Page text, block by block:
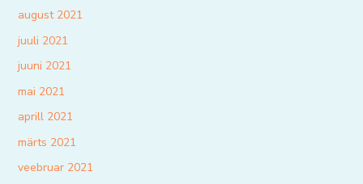
august 2021
juuli 2021
juuni 2021
mai 2021
aprill 2021
märts 2021
veebruar 2021